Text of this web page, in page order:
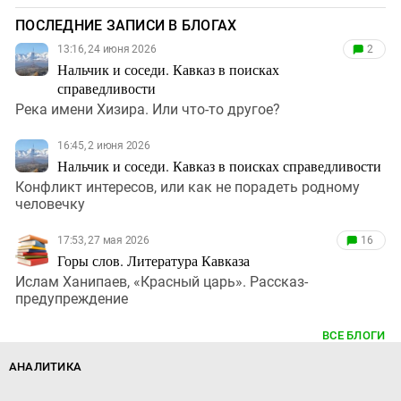
ПОСЛЕДНИЕ ЗАПИСИ В БЛОГАХ
13:16, 24 июня 2026
Нальчик и соседи. Кавказ в поисках
справедливости
2
Река имени Хизира. Или что-то другое?
16:45, 2 июня 2026
Нальчик и соседи. Кавказ в поисках справедливости
Конфликт интересов, или как не порадеть родному
человечку
17:53, 27 мая 2026
Горы слов. Литература Кавказа
16
Ислам Ханипаев, «Красный царь». Рассказ-
предупреждение
ВСЕ БЛОГИ
АНАЛИТИКА